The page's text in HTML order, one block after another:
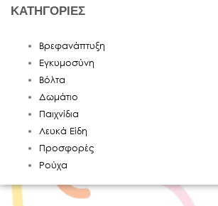
ΚΑΤΗΓΟΡΙΕΣ
Βρεφανάπτυξη
Εγκυμοσύνη
Βόλτα
Δωμάτιο
Παιχνίδια
Λευκά Είδη
Προσφορές
Ρούχα